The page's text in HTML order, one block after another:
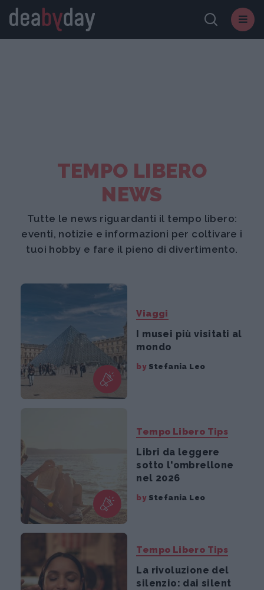
TEMPO LIBERO
NEWS
Tutte le news riguardanti il tempo libero:
eventi, notizie e informazioni per coltivare i
tuoi hobby e fare il pieno di divertimento.
Viaggi
I musei più visitati al
mondo
by Stefania Leo
Tempo Libero Tips
Libri da leggere
sotto l'ombrellone
nel 2026
by Stefania Leo
Tempo Libero Tips
La rivoluzione del
silenzio: dai silent